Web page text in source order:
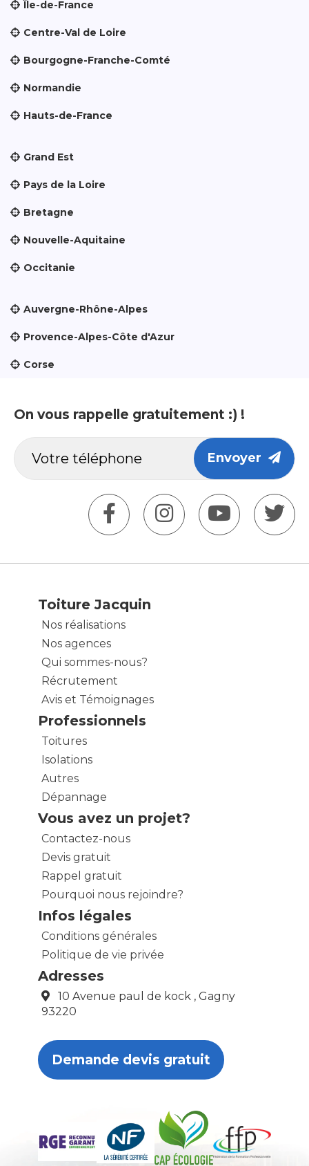
Île-de-France
Centre-Val de Loire
Bourgogne-Franche-Comté
Normandie
Hauts-de-France
Grand Est
Pays de la Loire
Bretagne
Nouvelle-Aquitaine
Occitanie
Auvergne-Rhône-Alpes
Provence-Alpes-Côte d'Azur
Corse
On vous rappelle gratuitement :) !
Envoyer
Toiture Jacquin
Nos réalisations
Nos agences
Qui sommes-nous?
Récrutement
Avis et Témoignages
Professionnels
Toitures
Isolations
Autres
Dépannage
Vous avez un projet?
Contactez-nous
Devis gratuit
Rappel gratuit
Pourquoi nous rejoindre?
Infos légales
Conditions générales
Politique de vie privée
Adresses
10 Avenue paul de kock , Gagny
93220
Demande devis gratuit